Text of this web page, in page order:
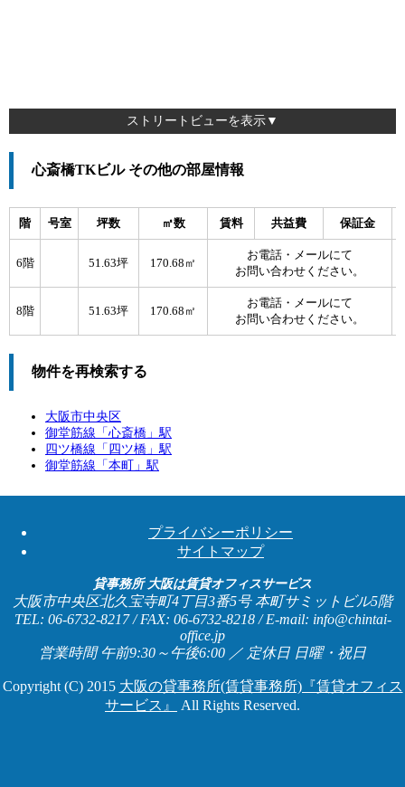
ストリートビューを表示▼
心斎橋TKビル その他の部屋情報
階 号室 坪数 ㎡数 賃料 共益費 保証金
6階 51.63坪 170.68㎡
お電話・メールにて
お問い合わせください。
8階 51.63坪 170.68㎡
お電話・メールにて
お問い合わせください。
物件を再検索する
大阪市中央区
御堂筋線「 心斎橋 」駅
四ツ橋線「 四ツ橋 」駅
御堂筋線「 本町 」駅
プライバシーポリシー
サイトマップ
貸事務所 大阪は賃貸オフィスサービス
大阪市中央区北久宝寺町4丁目3番5号 本町サミットビル5階
TEL: 06-6732-8217 / FAX: 06-6732-8218 / E-mail: info@chintai-
office.jp
営業時間 午前9:30～午後6:00 ／ 定休日 日曜・祝日
Copyright (C) 2015 大阪の貸事務所(賃貸事務所)『賃貸オフィス
サービス』
All Rights Reserved.